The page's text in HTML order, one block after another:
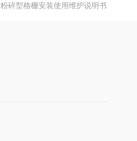
粉碎型格栅安装使用维护说明书